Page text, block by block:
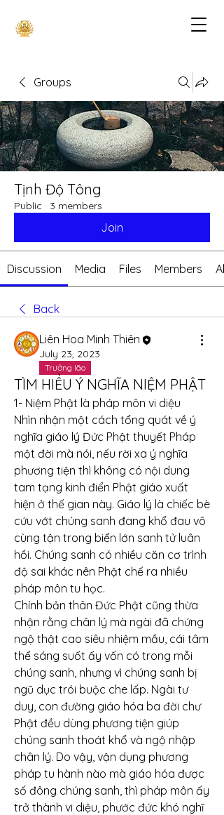
Groups
Tịnh Độ Tông
Public · 3 members
Join
Discussion Media Files Members
Back
Liên Hoa Minh Thiên
July 23, 2023
Trưởng lão
TÌM HIỂU Ý NGHĨA NIỆM PHẬT
1- Niệm Phật là pháp môn vi diệu
Nhìn nhận một cách tổng quát về ý
nghĩa giáo lý Đức Phật thuyết Pháp
một đời mà nói, nếu rời xa ý nghĩa
phương tiện thì không có nội dung
tam tạng kinh điển Phật giáo xuất
hiện ở thế gian này. Giáo lý là chiếc bè
cứu vớt chúng sanh đang khổ đau vô
cùng tận trong biển lớn sanh tử luân
hồi. Chúng sanh có nhiều căn cơ trình
độ sai khác nên Phật chế ra nhiều
pháp môn tu học.
Chính bản thân Đức Phật cũng thừa
nhận rằng chân lý mà ngài đã chứng
ngộ thật cao siêu nhiệm mầu, cái tâm
thể sáng suốt ấy vốn có trong mỗi
chúng sanh, nhưng vì chúng sanh bị
ngũ dục trói buộc che lấp. Ngài tư
duy, con đường giáo hóa ba đời chư
Phật đều dùng phương tiện giúp
chúng sanh thoát khổ và ngộ nhập
chân lý. Do vậy, vận dụng phương
pháp tu hành nào mà giáo hóa được
số đông chúng sanh, thì pháp môn ấy
trở thành vi diệu, phước đức khó nghĩ